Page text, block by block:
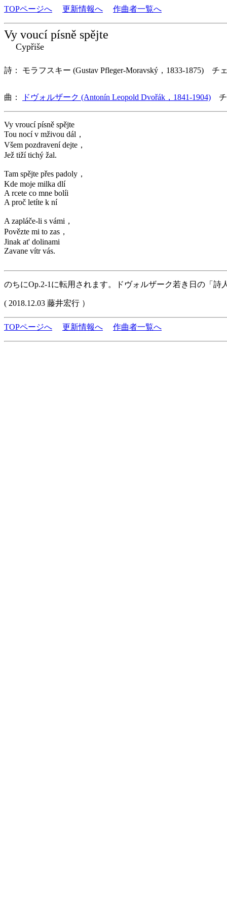
TOPページへ 更新情報へ 作曲者一覧へ
Vy voucí písně spějte
Cypřiše
詩： モラフスキー (Gustav Pfleger-Moravský，1833-1875) チ
曲： ドヴォルザーク (Antonín Leopold Dvořák，1841-1904) チ
Vy vroucí písně spějte
Tou nocí v mživou dál，
Všem pozdravení dejte，
Jež tiží tichý žal.
Tam spějte přes padoly，
Kde moje milka dlí
A rcete co mne bolíi
A proč letíte k ní
A zapláče-li s vámi，
Povězte mi to zas，
Jinak at' dolinami
Zavane vítr vás.
のちにOp.2-1に転用されます。ドヴォルザーク若き日の「詩
( 2018.12.03 藤井宏行 ）
TOPページへ 更新情報へ 作曲者一覧へ